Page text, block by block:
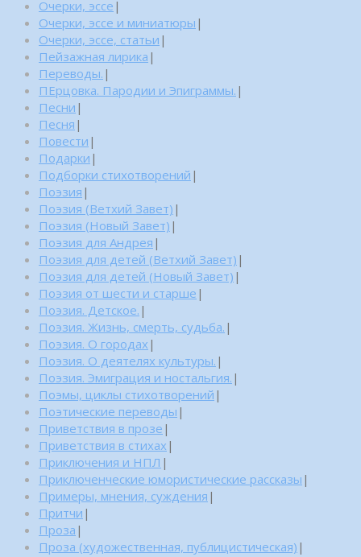
Очерки, эссе |
Очерки, эссе и миниатюры |
Очерки, эссе, статьи |
Пейзажная лирика |
Переводы. |
ПЕрцовка. Пародии и Эпиграммы. |
Песни |
Песня |
Повести |
Подарки |
Подборки стихотворений |
Поэзия |
Поэзия (Ветхий Завет) |
Поэзия (Новый Завет) |
Поэзия для Андрея |
Поэзия для детей (Ветхий Завет) |
Поэзия для детей (Новый Завет) |
Поэзия от шести и старше |
Поэзия. Детское. |
Поэзия. Жизнь, смерть, судьба. |
Поэзия. О городах |
Поэзия. О деятелях культуры. |
Поэзия. Эмиграция и ностальгия. |
Поэмы, циклы стихотворений |
Поэтические переводы |
Приветствия в прозе |
Приветствия в стихах |
Приключения и НПЛ |
Приключенческие юмористические рассказы |
Примеры, мнения, суждения |
Притчи |
Проза |
Проза (художественная, публицистическая) |